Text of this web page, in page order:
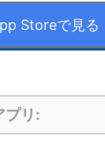
Storeで見る
プリ: